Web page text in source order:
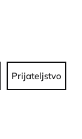
Prijateljstvo